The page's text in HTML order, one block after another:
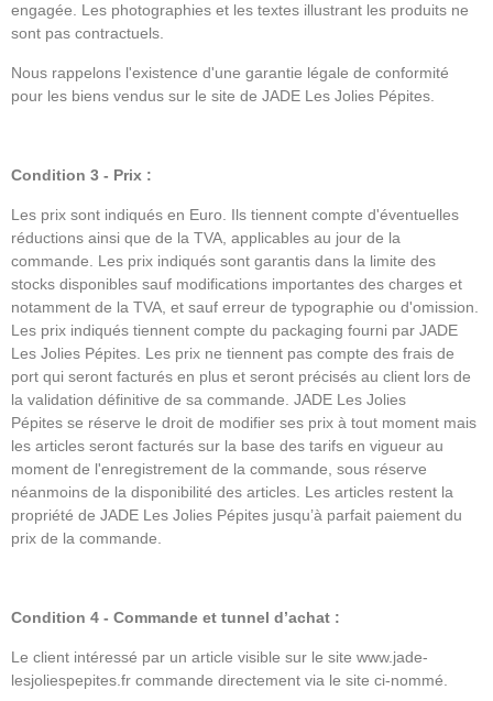
engagée. Les photographies et les textes illustrant les produits ne
sont pas contractuels.
Nous rappelons l'existence d'une garantie légale de conformité
pour les biens vendus sur le site de JADE Les Jolies Pépites.
Condition 3 - Prix :
Les prix sont indiqués en Euro. Ils tiennent compte d'éventuelles
réductions ainsi que de la TVA, applicables au jour de la
commande. Les prix indiqués sont garantis dans la limite des
stocks disponibles sauf modifications importantes des charges et
notamment de la TVA, et sauf erreur de typographie ou d'omission.
Les prix indiqués tiennent compte du packaging fourni par JADE
Les Jolies Pépites. Les prix ne tiennent pas compte des frais de
port qui seront facturés en plus et seront précisés au client lors de
la validation définitive de sa commande. JADE Les Jolies
Pépites se réserve le droit de modifier ses prix à tout moment mais
les articles seront facturés sur la base des tarifs en vigueur au
moment de l'enregistrement de la commande, sous réserve
néanmoins de la disponibilité des articles. Les articles restent la
propriété de JADE Les Jolies Pépites jusqu’à parfait paiement du
prix de la commande.
Condition 4 - Commande et tunnel d’achat :
Le client intéressé par un article visible sur le site www.jade-
lesjoliespepites.fr commande directement via le site ci-nommé.